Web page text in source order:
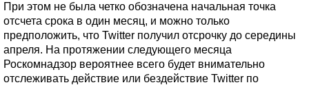
При этом не была четко обозначена начальная точка
отсчета срока в один месяц, и можно только
предположить, что Twitter получил отсрочку до середины
апреля. На протяжении следующего месяца
Роскомнадзор вероятнее всего будет внимательно
отслеживать действие или бездействие Twitter по